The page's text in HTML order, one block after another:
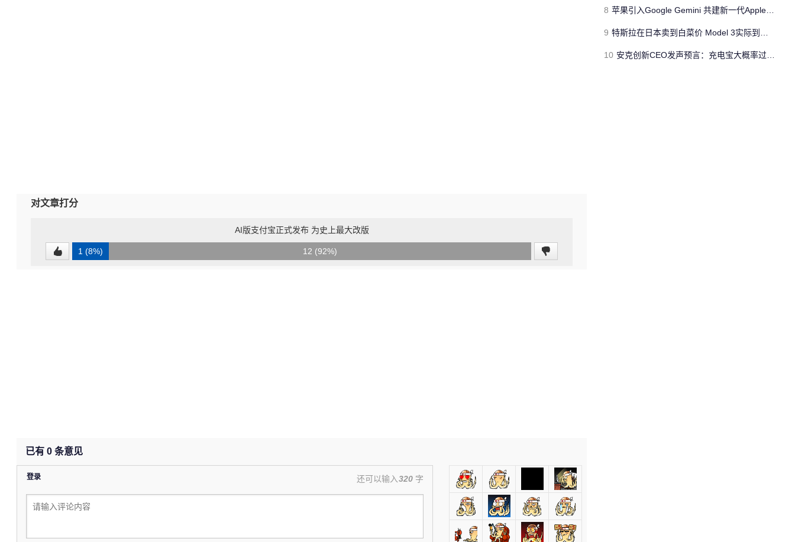
对文章打分
AI版支付宝正式发布 为史上最大改版
1 (8%) 12 (92%)
已有 0 条意见
登录 还可以输入320 字
8 苹果引入Google Gemini 共建新一代Apple Intelligence架构
9 特斯拉在日本卖到白菜价 Model 3实际到手仅需13.4万元
10 安克创新CEO发声预言：充电宝大概率过几年就死了